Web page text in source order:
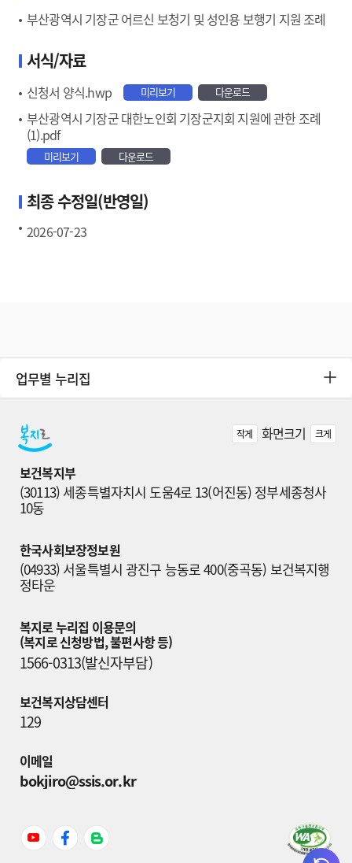
부산광역시 기장군 어르신 보청기 및 성인용 보행기 지원 조례
서식/자료
신청서 양식.hwp 미리보기 다운로드
부산광역시 기장군 대한노인회 기장군지회 지원에 관한 조례
(1).pdf
미리보기 다운로드
최종 수정일(반영일)
2026-07-23
업무별 누리집
작게 화면크기 크게
보건복지부
(30113) 세종특별자치시 도움4로 13(어진동) 정부세종청사
10동
한국사회보장정보원
(04933) 서울특별시 광진구 능동로 400(중곡동) 보건복지행
정타운
복지로 누리집 이용문의
(복지로 신청방법, 불편사항 등)
1566-0313(발신자부담)
보건복지상담센터
129
이메일
bokjiro@ssis.or.kr